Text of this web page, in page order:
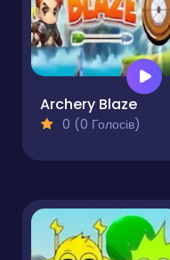
Archery Blaze
0 (0 Голосів)